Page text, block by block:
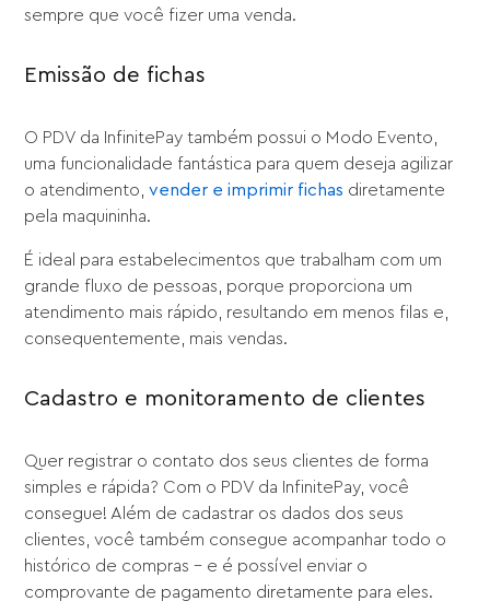
sempre que você fizer uma venda.
Emissão de fichas
O PDV da InfinitePay também possui o Modo Evento,
uma funcionalidade fantástica para quem deseja agilizar
o atendimento,vender e imprimir fichas diretamente
pela maquininha.
É ideal para estabelecimentos que trabalham com um
grande fluxo de pessoas, porque proporciona um
atendimento mais rápido, resultando em menos filas e,
consequentemente, mais vendas.
Cadastro e monitoramento de clientes
Quer registrar o contato dos seus clientes de forma
simples e rápida? Com o PDV da InfinitePay, você
consegue! Além de cadastrar os dados dos seus
clientes, você também consegue acompanhar todo o
histórico de compras – e é possível enviar o
comprovante de pagamento diretamente para eles.